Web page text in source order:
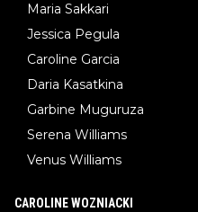
Maria Sakkari
Jessica Pegula
Caroline Garcia
Daria Kasatkina
Garbine Muguruza
Serena Williams
Venus Williams
CAROLINE WOZNIACKI